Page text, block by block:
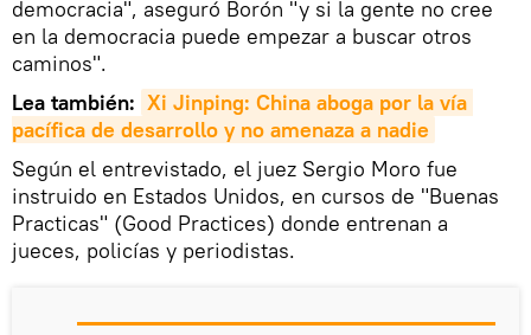
democracia", aseguró Borón "y si la gente no cree
en la democracia puede empezar a buscar otros
caminos".
Lea también: Xi Jinping: China aboga por la vía
pacífica de desarrollo y no amenaza a nadie
Según el entrevistado, el juez Sergio Moro fue
instruido en Estados Unidos, en cursos de "Buenas
Practicas" (Good Practices) donde entrenan a
jueces, policías y periodistas.